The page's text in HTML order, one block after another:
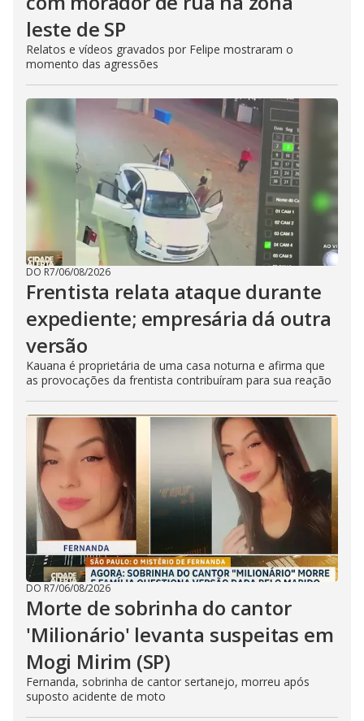
leste de SP
Relatos e vídeos gravados por Felipe mostraram o
momento das agressões
DO R7/06/08/2026
Frentista relata ataque durante
expediente; empresária dá outra
versão
Kauana é proprietária de uma casa noturna e afirma que
as provocações da frentista contribuíram para sua reação
DO R7/06/08/2026
Morte de sobrinha do cantor
'Milionário' levanta suspeitas em
Mogi Mirim (SP)
Fernanda, sobrinha de cantor sertanejo, morreu após
suposto acidente de moto